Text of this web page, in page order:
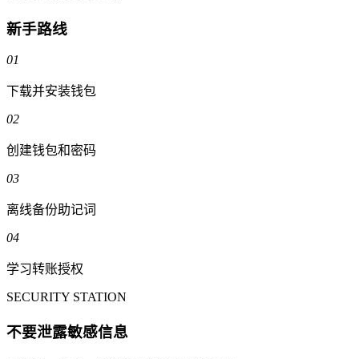
新手路线
01
下载并安装钱包
02
创建钱包和密码
03
离线备份助记词
04
学习转账授权
SECURITY STATION
不要泄露敏感信息